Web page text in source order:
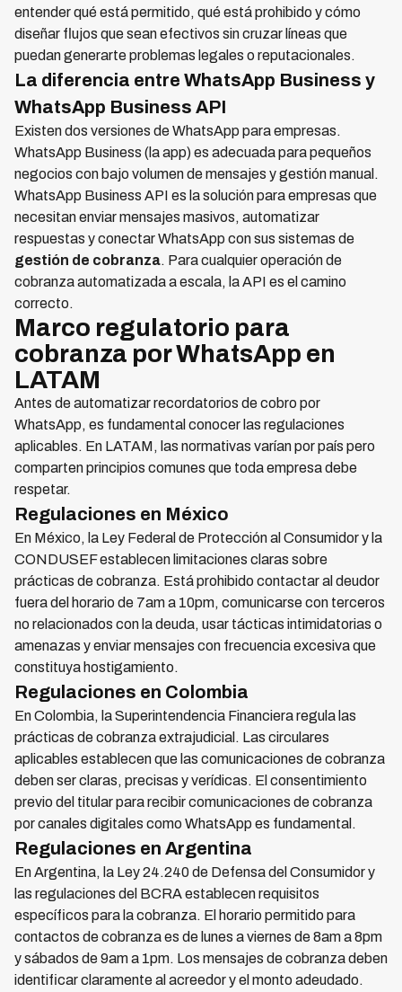
entender qué está permitido, qué está prohibido y cómo
diseñar flujos que sean efectivos sin cruzar líneas que
puedan generarte problemas legales o reputacionales.
La diferencia entre WhatsApp Business y
WhatsApp Business API
Existen dos versiones de WhatsApp para empresas.
WhatsApp Business (la app) es adecuada para pequeños
negocios con bajo volumen de mensajes y gestión manual.
WhatsApp Business API es la solución para empresas que
necesitan enviar mensajes masivos, automatizar
respuestas y conectar WhatsApp con sus sistemas de
gestión de cobranza. Para cualquier operación de
cobranza automatizada a escala, la API es el camino
correcto.
Marco regulatorio para
cobranza por WhatsApp en
LATAM
Antes de automatizar recordatorios de cobro por
WhatsApp, es fundamental conocer las regulaciones
aplicables. En LATAM, las normativas varían por país pero
comparten principios comunes que toda empresa debe
respetar.
Regulaciones en México
En México, la Ley Federal de Protección al Consumidor y la
CONDUSEF establecen limitaciones claras sobre
prácticas de cobranza. Está prohibido contactar al deudor
fuera del horario de 7am a 10pm, comunicarse con terceros
no relacionados con la deuda, usar tácticas intimidatorias o
amenazas y enviar mensajes con frecuencia excesiva que
constituya hostigamiento.
Regulaciones en Colombia
En Colombia, la Superintendencia Financiera regula las
prácticas de cobranza extrajudicial. Las circulares
aplicables establecen que las comunicaciones de cobranza
deben ser claras, precisas y verídicas. El consentimiento
previo del titular para recibir comunicaciones de cobranza
por canales digitales como WhatsApp es fundamental.
Regulaciones en Argentina
En Argentina, la Ley 24.240 de Defensa del Consumidor y
las regulaciones del BCRA establecen requisitos
específicos para la cobranza. El horario permitido para
contactos de cobranza es de lunes a viernes de 8am a 8pm
y sábados de 9am a 1pm. Los mensajes de cobranza deben
identificar claramente al acreedor y el monto adeudado.